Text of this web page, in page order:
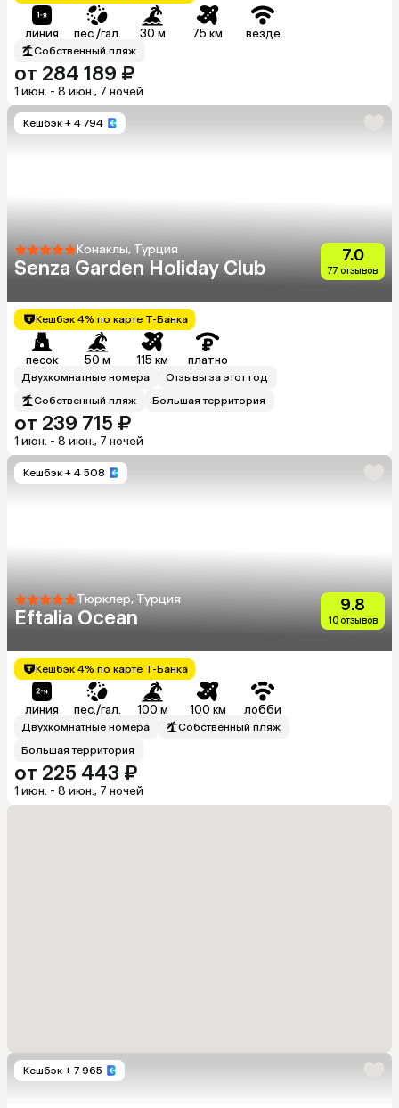
линия пес./гал. 30 м 75 км везде
Собственный пляж
от 284 189 ₽
1 июн. - 8 июн., 7 ночей
Кешбэк + 4 794
Конаклы, Турция
Senza Garden Holiday Club
7.0
77 отзывов
Кешбэк 4% по карте Т-Банка
песок 50 м 115 км платно
Двухкомнатные номера
Отзывы за этот год
Собственный пляж
Большая территория
от 239 715 ₽
1 июн. - 8 июн., 7 ночей
Кешбэк + 4 508
Тюрклер, Турция
Eftalia Ocean
9.8
10 отзывов
Кешбэк 4% по карте Т-Банка
линия пес./гал. 100 м 100 км лобби
Двухкомнатные номера
Собственный пляж
Большая территория
от 225 443 ₽
1 июн. - 8 июн., 7 ночей
Кешбэк + 7 965